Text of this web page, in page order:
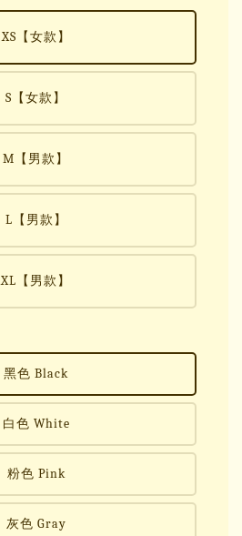
XS【女款】
S【女款】
M【男款】
L【男款】
XL【男款】
黑色 Black
白色 White
粉色 Pink
灰色 Gray